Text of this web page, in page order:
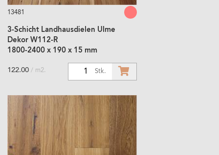
13481
3-Schicht Landhausdielen Ulme
Dekor W112-R
1800-2400 x 190 x 15 mm
Stk.
122.00 / m2.